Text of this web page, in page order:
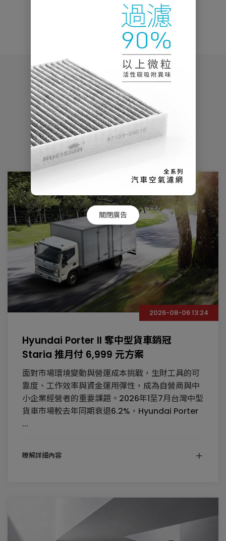
瀏覽人數：8632人
YOU MAY ALSO LIKE
相關新聞
2026-08-06 13:24
Hyundai Porter II 奪中型貨車銷冠
Staria 推月付 6,999 元方案
面對市場環境變動與營運成本挑戰，生財工具的可
靠度、工作效率與資金運用彈性，成為自營商與中
小企業經營者的重要課題。2026年1至7月台灣中型
貨車市場較去年同期衰退6.2%，Hyundai Porter
...
瞭解詳細內容
關閉廣告